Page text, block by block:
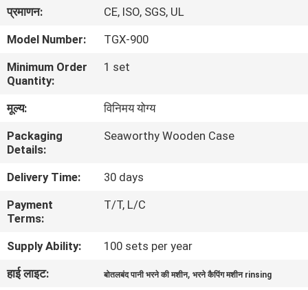
हमारे
में
नियंत्रण
प्रमाणन:
CE, ISO, SGS, UL
Model Number:
TGX-900
Minimum Order
Quantity:
1 set
मूल्य:
विनिमय योग्य
Packaging
Details:
Seaworthy Wooden Case
Delivery Time:
30 days
Payment
Terms:
T/T, L/C
Supply Ability:
100 sets per year
हाई लाइट:
बोतलबंद पानी भरने की मशीन,भरने कैपिंग मशीन rinsing